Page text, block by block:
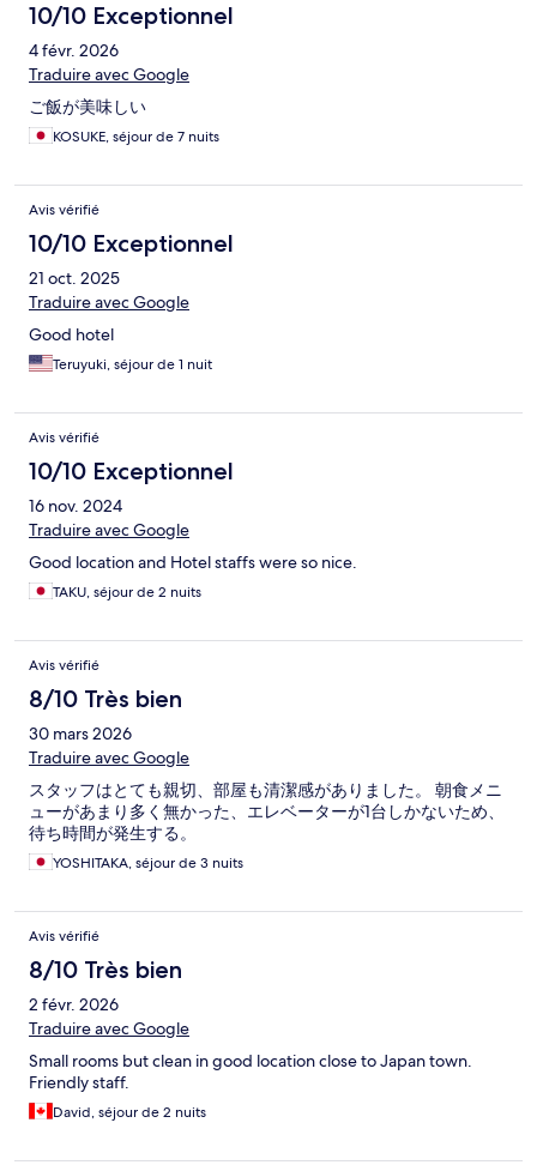
10/10 Exceptionnel
4 févr. 2026
Traduire avec Google
ご飯が美味しい
KOSUKE, séjour de 7 nuits
Avis vérifié
10/10 Exceptionnel
21 oct. 2025
Traduire avec Google
Good hotel
Teruyuki, séjour de 1 nuit
Avis vérifié
10/10 Exceptionnel
16 nov. 2024
Traduire avec Google
Good location and Hotel staffs were so nice.
TAKU, séjour de 2 nuits
Avis vérifié
8/10 Très bien
30 mars 2026
Traduire avec Google
スタッフはとても親切、部屋も清潔感がありました。 朝食メニ
ューがあまり多く無かった、エレベーターが1台しかないため、
待ち時間が発生する。
YOSHITAKA, séjour de 3 nuits
Avis vérifié
8/10 Très bien
2 févr. 2026
Traduire avec Google
Small rooms but clean in good location close to Japan town.
Friendly staff.
David, séjour de 2 nuits